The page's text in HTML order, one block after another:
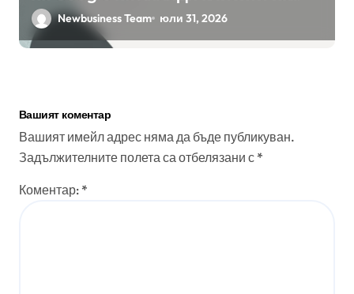
бизнес приложения
Newbusiness Team юли 31, 2026
Вашият коментар
Вашият имейл адрес няма да бъде публикуван.
Задължителните полета са отбелязани с *
Коментар: *